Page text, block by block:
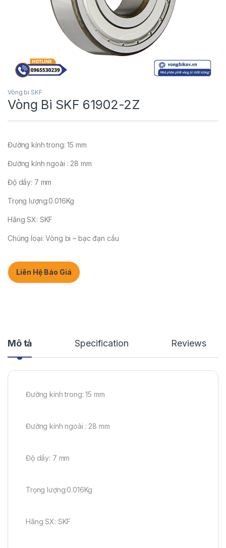
Vòng bi SKF
Vòng Bi SKF 61902-2Z
Đường kính trong: 15 mm
Đường kính ngoài : 28 mm
Độ dầy: 7 mm
Trọng lượng:0.016Kg
Hãng SX: SKF
Chủng loại: Vòng bi – bạc đạn cầu
Liên Hệ Báo Giá
Mô tả Specification Reviews
Đường kính trong: 15 mm
Đường kính ngoài : 28 mm
Độ dầy: 7 mm
Trọng lượng:0.016Kg
Hãng SX: SKF